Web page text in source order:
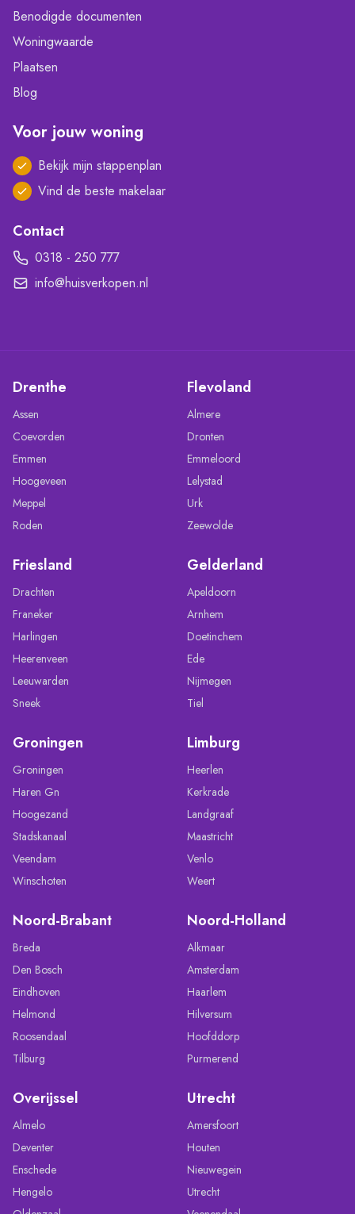
Benodigde documenten
Woningwaarde
Plaatsen
Blog
Voor jouw woning
Bekijk mijn stappenplan
Vind de beste makelaar
Contact
0318 - 250 777
info@huisverkopen.nl
Drenthe
Assen
Coevorden
Emmen
Hoogeveen
Meppel
Roden
Flevoland
Almere
Dronten
Emmeloord
Lelystad
Urk
Zeewolde
Friesland
Drachten
Franeker
Harlingen
Heerenveen
Leeuwarden
Sneek
Gelderland
Apeldoorn
Arnhem
Doetinchem
Ede
Nijmegen
Tiel
Groningen
Groningen
Haren Gn
Hoogezand
Stadskanaal
Veendam
Winschoten
Limburg
Heerlen
Kerkrade
Landgraaf
Maastricht
Venlo
Weert
Noord-Brabant
Breda
Den Bosch
Eindhoven
Helmond
Roosendaal
Tilburg
Noord-Holland
Alkmaar
Amsterdam
Haarlem
Hilversum
Hoofddorp
Purmerend
Overijssel
Almelo
Deventer
Enschede
Hengelo
Utrecht
Amersfoort
Houten
Nieuwegein
Utrecht